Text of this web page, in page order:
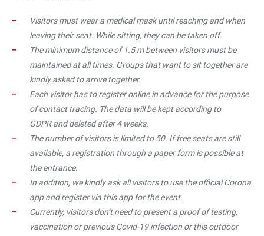
Visitors must wear a medical mask until reaching and when
leaving their seat. While sitting, they can be taken off.
The minimum distance of 1.5 m between visitors must be
maintained at all times. Groups that want to sit together are
kindly asked to arrive together.
Each visitor has to register online in advance for the purpose
of contact tracing. The data will be kept according to
GDPR and deleted after 4 weeks.
The number of visitors is limited to 50. If free seats are still
available, a registration through a paper form is possible at
the entrance.
In addition, we kindly ask all visitors to use the official Corona
app and register via this app for the event.
Currently, visitors don’t need to present a proof of testing,
vaccination or previous Covid-19 infection or this outdoor